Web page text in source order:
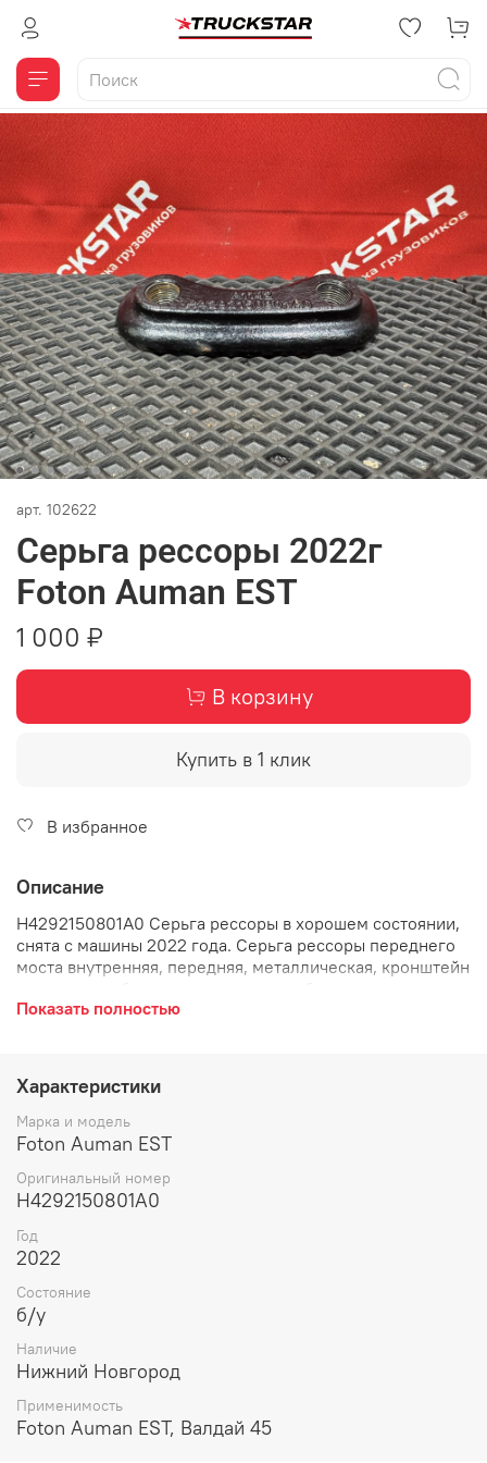
арт. 102622
Серьга рессоры 2022г
Foton Auman EST
1 000 ₽
В корзину
Купить в 1 клик
В избранное
Описание
H4292150801A0 Серьга рессоры в хорошем состоянии,
снята с машины 2022 года. Серьга рессоры переднего
моста внутренняя, передняя, металлическая, кронштейн
Показать полностью
Характеристики
Марка и модель
Foton Auman EST
Оригинальный номер
H4292150801A0
Год
2022
Состояние
б/у
Наличие
Нижний Новгород
Применимость
Foton Auman EST, Валдай 45